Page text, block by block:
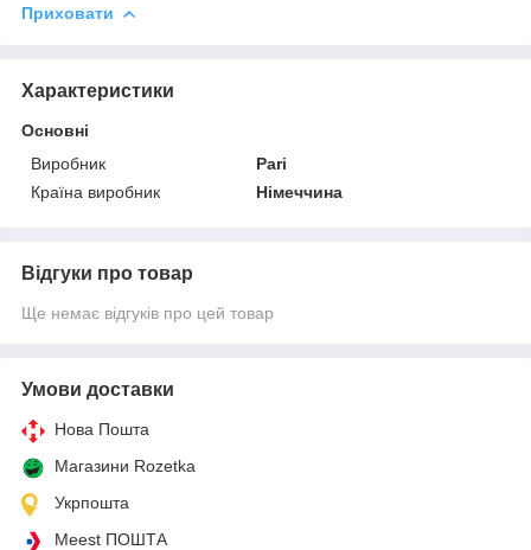
Приховати
Характеристики
Основні
Виробник
Pari
Країна виробник
Німеччина
Відгуки про товар
Ще немає відгуків про цей товар
Умови доставки
Нова Пошта
Магазини Rozetka
Укрпошта
Meest ПОШТА